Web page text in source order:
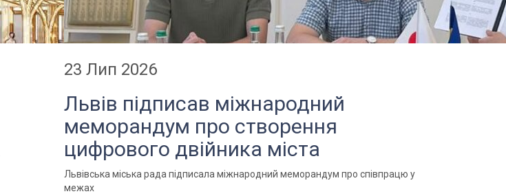
23 Лип 2026
Львів підписав міжнародний
меморандум про створення
цифрового двійника міста
Львівська міська рада підписала міжнародний меморандум про співпрацю у
межах